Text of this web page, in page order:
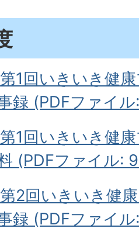
1回いきいき健
録 (PDFファイ
1回いきいき健
(PDFファイル:
2回いきいき健
録 (PDFファイ